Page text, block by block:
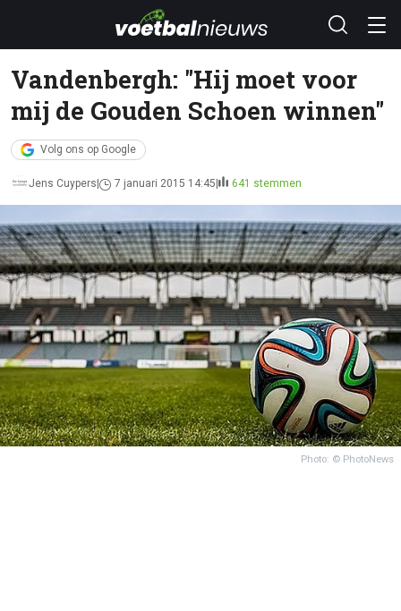
Vandenbergh: "Hij moet voor
mij de Gouden Schoen winnen"
Volg ons op Google
Jens Cuypers 7 januari 2015 14:45 641 stemmen
Photo: © PhotoNews